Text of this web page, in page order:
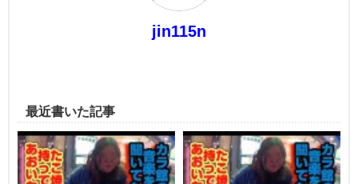
jin115n
最近書いた記事